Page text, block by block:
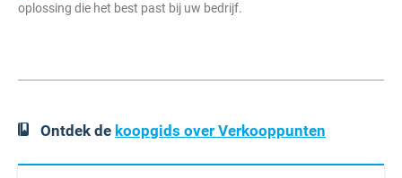
oplossing die het best past bij uw bedrijf.
Ontdek de koopgids over Verkooppunten